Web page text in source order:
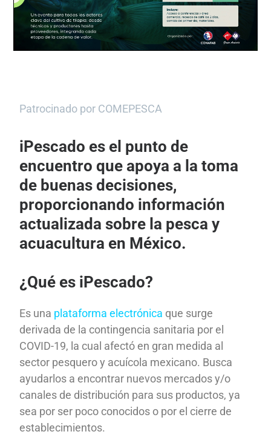
Patrocinado por COMEPESCA
iPescado es el punto de
encuentro que apoya a la toma
de buenas decisiones,
proporcionando información
actualizada sobre la pesca y
acuacultura en México.
¿Qué es iPescado?
Es una plataforma electrónica que surge
derivada de la contingencia sanitaria por el
COVID-19, la cual afectó en gran medida al
sector pesquero y acuícola mexicano. Busca
ayudarlos a encontrar nuevos mercados y/o
canales de distribución para sus productos, ya
sea por ser poco conocidos o por el cierre de
establecimientos.